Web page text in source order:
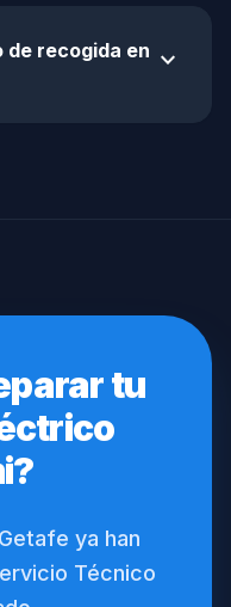
de recogida en expand_more
tu
ya han
Técnico